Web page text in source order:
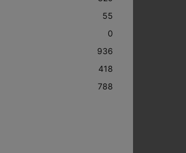
55
0
936
418
788